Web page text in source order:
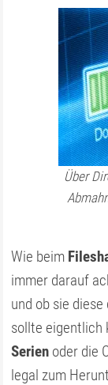
Über
Wie beim
immer darauf
und ob sie
sollte eigentlich
Serien oder die
legal zum